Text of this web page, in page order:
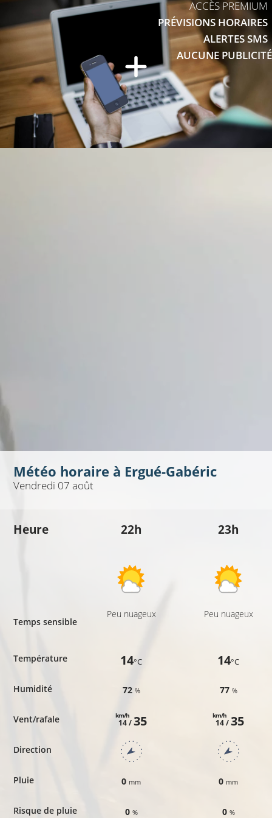
ACCÈS PREMIUM
PRÉVISIONS HORAIRES
ALERTES SMS
AUCUNE PUBLICITÉ
Météo horaire à Ergué-Gabéric
Vendredi 07 août
Heure
Temps sensible
Température
Humidité
Vent/rafale
Direction
Pluie
Risque de pluie
22h
Peu nuageux
14°C
72 %
14 /
km/h 35
0 mm
0 %
23h
Peu nuageux
14°C
77 %
14 /
km/h 35
0 mm
0 %